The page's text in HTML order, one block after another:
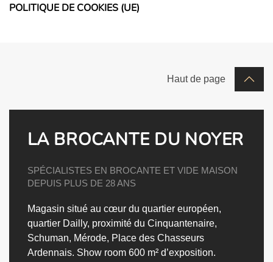
POLITIQUE DE COOKIES (UE)
Haut de page
LA BROCANTE DU NOYER
SPÉCIALISTES EN BROCANTE ET VIDE MAISON
DEPUIS PLUS DE 28 ANS
Magasin situé au cœur du quartier européen,
quartier Dailly, proximité du Cinquantenaire,
Schuman, Mérode, Place des Chasseurs
Ardennais. Show room 600 m² d’exposition.